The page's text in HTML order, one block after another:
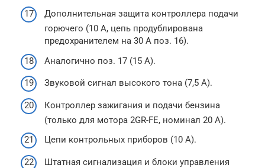
Дополнительная защита контроллера подачи
горючего (10 А, цепь продублирована
предохранителем на 30 А поз. 16).
Аналогично поз. 17 (15 А).
Звуковой сигнал высокого тона (7,5 А).
Контроллер зажигания и подачи бензина
(только для мотора 2GR-FE, номинал 20 А).
Цепи контрольных приборов (10 А).
Штатная сигнализация и блоки управления